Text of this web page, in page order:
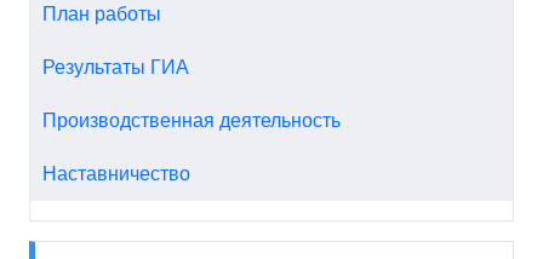
План работы
Результаты ГИА
Производственная деятельность
Наставничество